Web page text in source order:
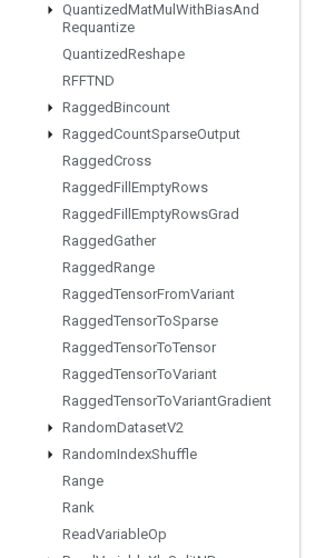
QuantizedMatMul WithBiasAnd
Requantize
QuantizedReshape
RFFTND
RaggedBincount
RaggedCountSparseOutput
RaggedCross
RaggedFill EmptyRows
RaggedFill EmptyRowsGrad
RaggedGather
RaggedRange
RaggedTensorFromVariant
RaggedTensorToSparse
RaggedTensorToTensor
RaggedTensorToVariant
RaggedTensorToVariantGradient
RandomDatasetV2
RandomIndexShuffle
Range
Rank
ReadVariableOp